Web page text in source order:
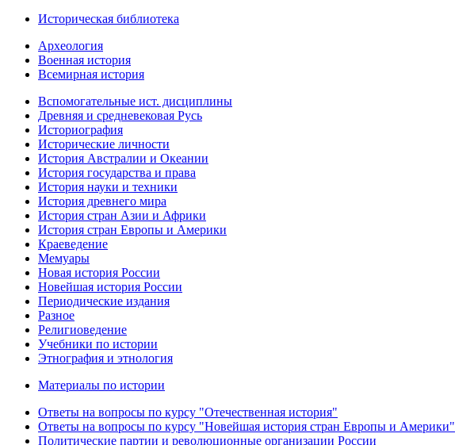
Историческая библиотека
Археология
Военная история
Всемирная история
Вспомогательные ист. дисциплины
Древняя и средневековая Русь
Историография
Исторические личности
История Австралии и Океании
История государства и права
История науки и техники
История древнего мира
История стран Азии и Африки
История стран Европы и Америки
Краеведение
Мемуары
Новая история России
Новейшая история России
Периодические издания
Разное
Религиоведение
Учебники по истории
Этнография и этнология
Материалы по истории
Ответы на вопросы по курсу "Отечественная история"
Ответы на вопросы по курсу "Новейшая история стран Европы и Америки"
Политические партии и революционные организации России